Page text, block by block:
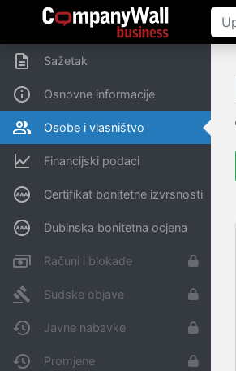
Sažetak
Osnovne informacije
Osobe i vlasništvo
Financijski podaci
Certifikat bonitetne izvrsnosti
Dubinska bonitetna ocjena
Računi i blokade
Sudske objave
Javne nabavke
Promjene